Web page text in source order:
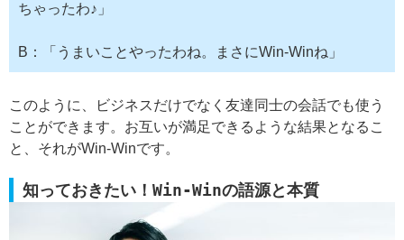
ちゃったわ♪」
B：「うまいことやったわね。まさにWin-Winね」
このように、ビジネスだけでなく友達同士の会話でも使う
ことができます。お互いが満足できるような結果となるこ
と、それがWin-Winです。
知っておきたい！Win-Winの語源と本質